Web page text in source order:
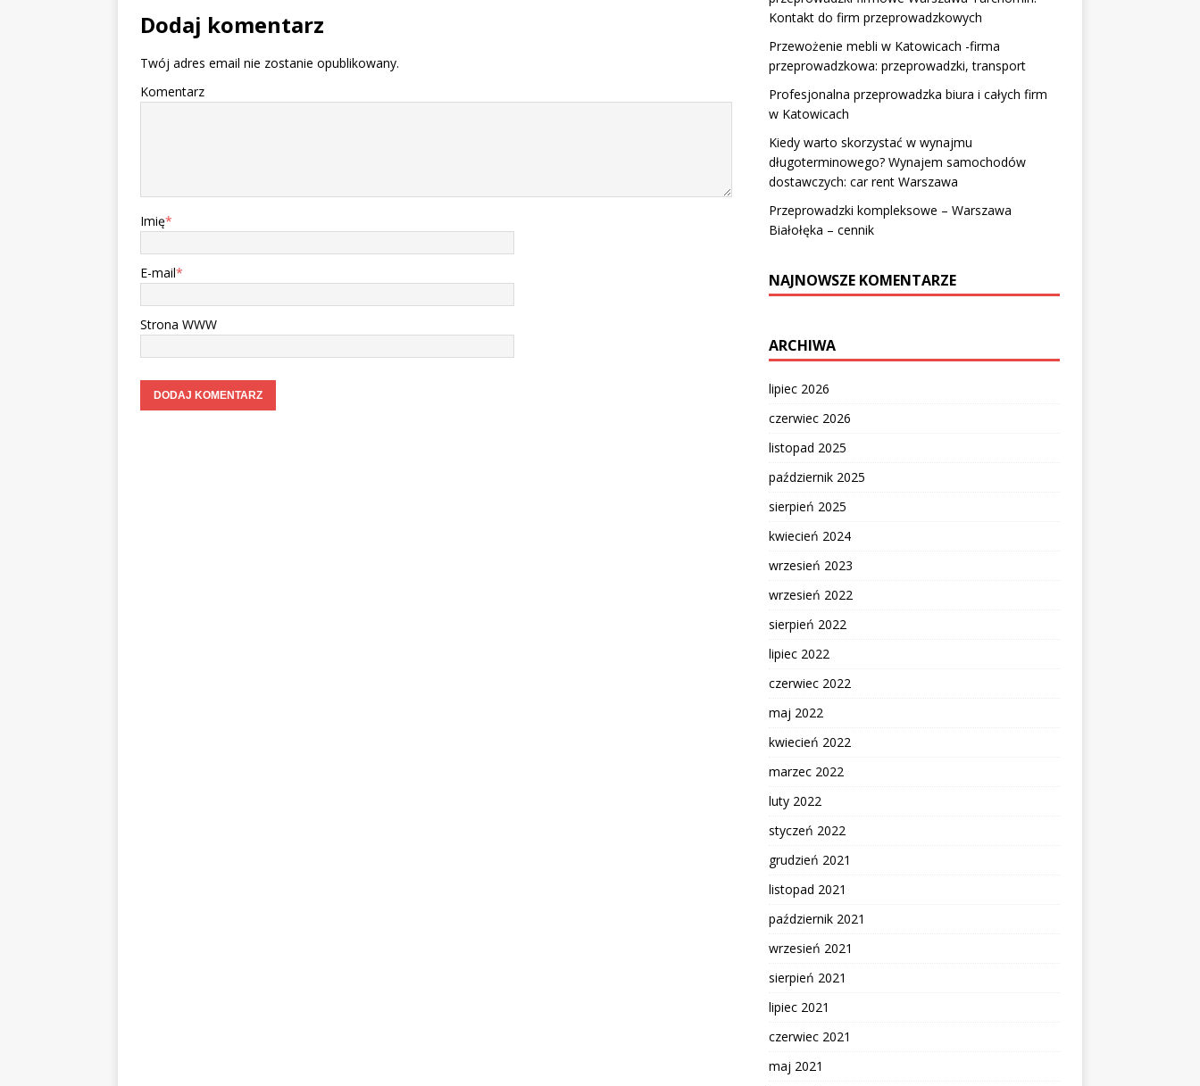
Dodaj komentarz
Twój adres email nie zostanie opublikowany.
Komentarz
Imię*
E-mail*
Strona WWW
Kontakt do firm przeprowadzkowych
Przewożenie mebli w Katowicach -firma
przeprowadzkowa: przeprowadzki, transport
Profesjonalna przeprowadzka biura i całych firm
w Katowicach
Kiedy warto skorzystać w wynajmu
długoterminowego? Wynajem samochodów
dostawczych: car rent Warszawa
Przeprowadzki kompleksowe – Warszawa
Białołęka – cennik
NAJNOWSZE KOMENTARZE
ARCHIWA
lipiec 2026
czerwiec 2026
listopad 2025
październik 2025
sierpień 2025
kwiecień 2024
wrzesień 2023
wrzesień 2022
sierpień 2022
lipiec 2022
czerwiec 2022
maj 2022
kwiecień 2022
marzec 2022
luty 2022
styczeń 2022
grudzień 2021
listopad 2021
październik 2021
wrzesień 2021
sierpień 2021
lipiec 2021
czerwiec 2021
maj 2021